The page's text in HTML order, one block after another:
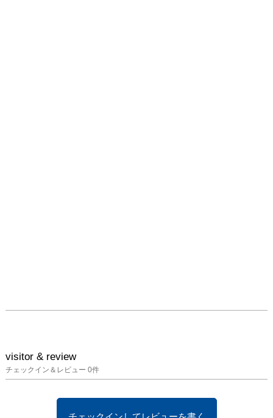
visitor & review
チェックイン＆レビュー 0件